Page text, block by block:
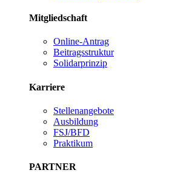
Mitgliedschaft
Online-Antrag
Beitragsstruktur
Solidarprinzip
Karriere
Stellenangebote
Ausbildung
FSJ/BFD
Praktikum
PARTNER